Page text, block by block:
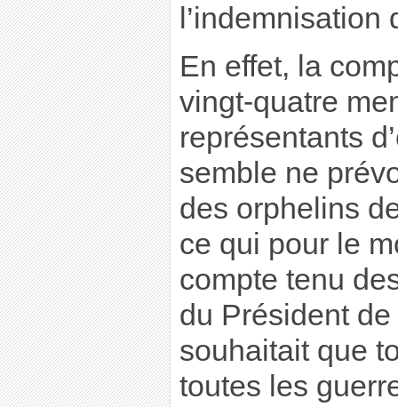
En effet, la
vingt-quatre
représentants
semble ne
des orphelins
ce qui pour le
compte tenu
du Président
souhaitait que
toutes les